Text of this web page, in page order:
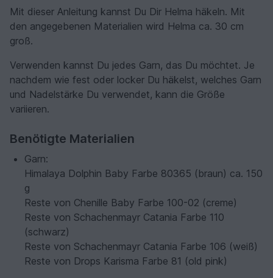
Mit dieser Anleitung kannst Du Dir Helma häkeln. Mit
den angegebenen Materialien wird Helma ca. 30 cm
groß.
Verwenden kannst Du jedes Garn, das Du möchtet. Je
nachdem wie fest oder locker Du häkelst, welches Garn
und Nadelstärke Du verwendet, kann die Größe
variieren.
Benötigte Materialien
Garn:
Himalaya Dolphin Baby Farbe 80365 (braun) ca. 150
g
Reste von Chenille Baby Farbe 100-02 (creme)
Reste von Schachenmayr Catania Farbe 110
(schwarz)
Reste von Schachenmayr Catania Farbe 106 (weiß)
Reste von Drops Karisma Farbe 81 (old pink)